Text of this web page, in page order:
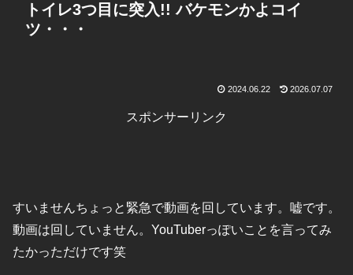
トイレ3つ目に突入!! バケモンかよコイ
ツ・・・
2024.06.22 2026.07.07
スポンサーリンク
すいませんちょっと緊急で動画を回しています。嘘です。
動画は回していません。YouTuberっぽいことを言ってみ
たかっただけです笑